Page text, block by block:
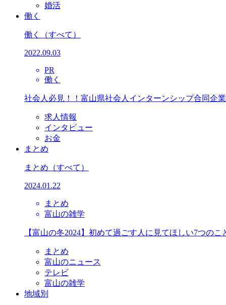
婚活
働く
働く （すべて）
2022.09.03
PR
働く
社会人必見！！富山県社会人インターンシップ合同企
求人情報
インタビュー
お金
まとめ
まとめ （すべて）
2024.01.22
まとめ
富山の雑学
【富山の冬2024】初めて過ごす人に見てほしい7つのこ
まとめ
富山のニュース
テレビ
富山の雑学
地域別